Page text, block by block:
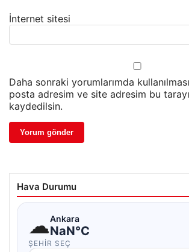
İnternet sitesi
Daha sonraki yorumlarımda
posta adresim ve site adresim bu
kaydedilsin.
Hava Durumu
☁Ankara
NaN°C
ŞEHIR SEÇ